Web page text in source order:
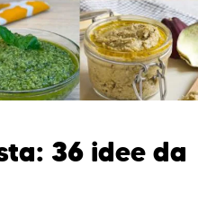
36 idee da